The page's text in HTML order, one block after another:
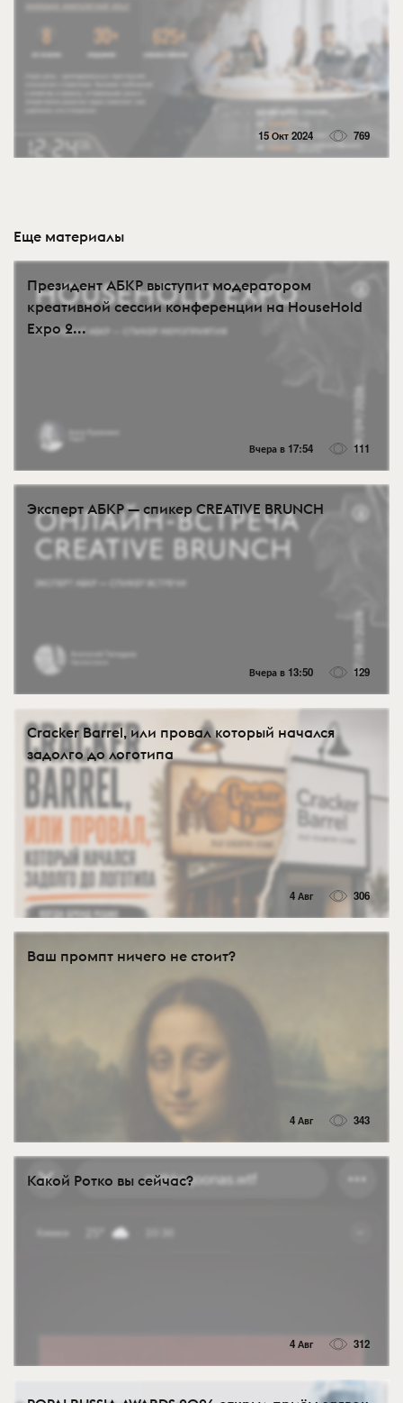
15 Окт 2024 769
Еще материалы
Президент АБКР выступит модератором
креативной сессии конференции на HouseHold
Expo 2...
Вчера в 17:54 111
Эксперт АБКР — спикер CREATIVE BRUNCH
Вчера в 13:50 129
Cracker Barrel, или провал который начался
задолго до логотипа
4 Авг 306
Ваш промпт ничего не стоит?
4 Авг 343
Какой Ротко вы сейчас?
4 Авг 312